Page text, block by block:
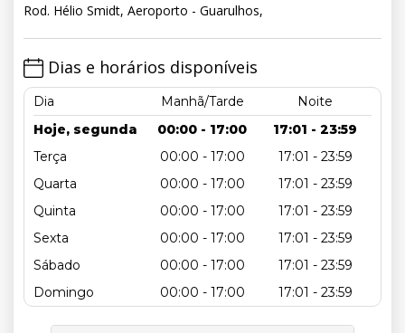
Rod. Hélio Smidt, Aeroporto - Guarulhos,
Dias e horários disponíveis
Dia Manhã/Tarde
Noite
Hoje, segunda
00:00 - 17:00
17:01 - 23:59
Terça
00:00 - 17:00
17:01 - 23:59
Quarta
00:00 - 17:00
17:01 - 23:59
Quinta
00:00 - 17:00
17:01 - 23:59
Sexta
00:00 - 17:00
17:01 - 23:59
Sábado
00:00 - 17:00
17:01 - 23:59
Domingo
00:00 - 17:00 17:01 - 23:59